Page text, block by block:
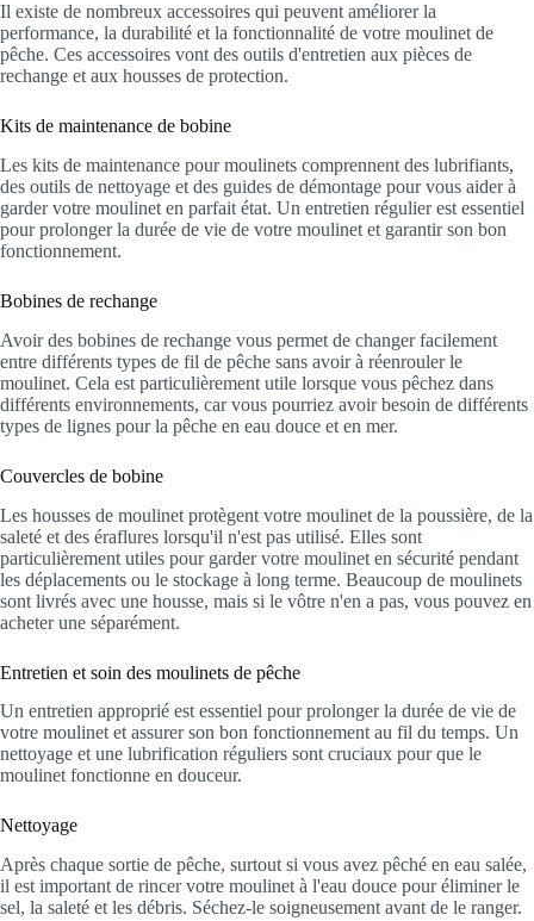
Il existe de nombreux accessoires qui peuvent améliorer la
performance, la durabilité et la fonctionnalité de votre moulinet de
pêche. Ces accessoires vont des outils d'entretien aux pièces de
rechange et aux housses de protection.
Kits de maintenance de bobine
Les kits de maintenance pour moulinets comprennent des lubrifiants,
des outils de nettoyage et des guides de démontage pour vous aider à
garder votre moulinet en parfait état. Un entretien régulier est essentiel
pour prolonger la durée de vie de votre moulinet et garantir son bon
fonctionnement.
Bobines de rechange
Avoir des bobines de rechange vous permet de changer facilement
entre différents types de fil de pêche sans avoir à réenrouler le
moulinet. Cela est particulièrement utile lorsque vous pêchez dans
différents environnements, car vous pourriez avoir besoin de différents
types de lignes pour la pêche en eau douce et en mer.
Couvercles de bobine
Les housses de moulinet protègent votre moulinet de la poussière, de la
saleté et des éraflures lorsqu'il n'est pas utilisé. Elles sont
particulièrement utiles pour garder votre moulinet en sécurité pendant
les déplacements ou le stockage à long terme. Beaucoup de moulinets
sont livrés avec une housse, mais si le vôtre n'en a pas, vous pouvez en
acheter une séparément.
Entretien et soin des moulinets de pêche
Un entretien approprié est essentiel pour prolonger la durée de vie de
votre moulinet et assurer son bon fonctionnement au fil du temps. Un
nettoyage et une lubrification réguliers sont cruciaux pour que le
moulinet fonctionne en douceur.
Nettoyage
Après chaque sortie de pêche, surtout si vous avez pêché en eau salée,
il est important de rincer votre moulinet à l'eau douce pour éliminer le
sel, la saleté et les débris. Séchez-le soigneusement avant de le ranger.